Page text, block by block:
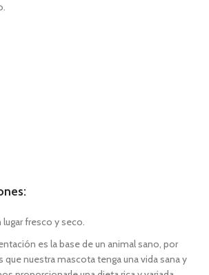
lugar fresco y seco.
es la base de un animal sano, por
que nuestra mascota tenga una vida sana y